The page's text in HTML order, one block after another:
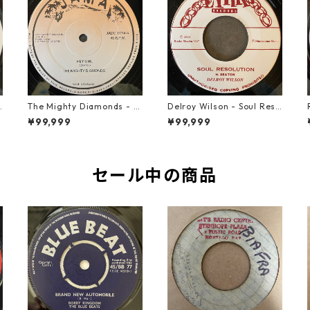
The Mighty Diamonds - H
ey Girl【12-50053】
¥99,999
Delroy Wilson - Soul Reso
lution【7-21935】
¥99,999
セール中の商品